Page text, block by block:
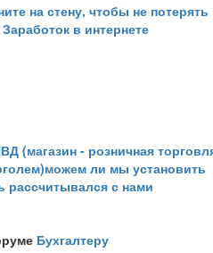
на стену, чтобы не потерять
Заработок в интернете
(магазин - розничная
ли мы установить
рассчитывался с нами
Бухгалтеру